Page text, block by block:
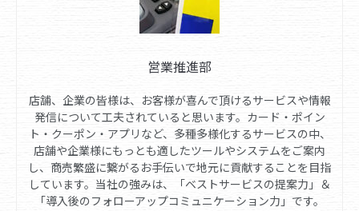
営業推進部
店舗、企業の皆様は、お客様が喜んで頂けるサービスや情報
発信について工夫されていると思います。カード・ポイン
ト・クーポン・アプリなど、多種多様化するサービスの中、
店舗や企業様にもっとも適したツールやシステムをご案内
し、商売繁盛に繋がるお手伝いで地元に貢献することを目指
しています。当社の強みは、「ベストサービスの提案力」＆
「導入後のフォローアップコミュニケーション力」です。